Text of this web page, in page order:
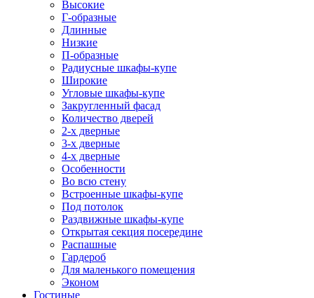
Высокие
Г-образные
Длинные
Низкие
П-образные
Радиусные шкафы-купе
Широкие
Угловые шкафы-купе
Закругленный фасад
Количество дверей
2-х дверные
3-х дверные
4-х дверные
Особенности
Во всю стену
Встроенные шкафы-купе
Под потолок
Раздвижные шкафы-купе
Открытая секция посередине
Распашные
Гардероб
Для маленького помещения
Эконом
Гостиные